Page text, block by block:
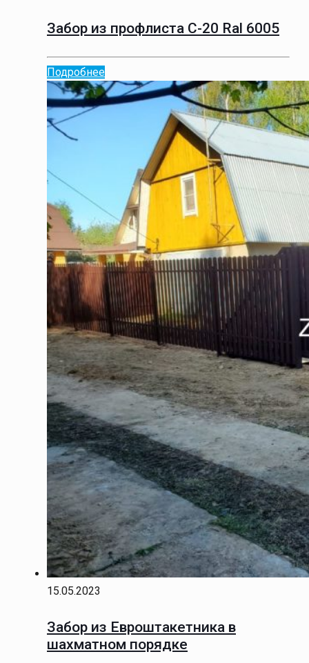
Забор из профлиста С-20 Ral 6005
Подробнее
15.05.2023
Забор из Евроштакетника в
шахматном порядке